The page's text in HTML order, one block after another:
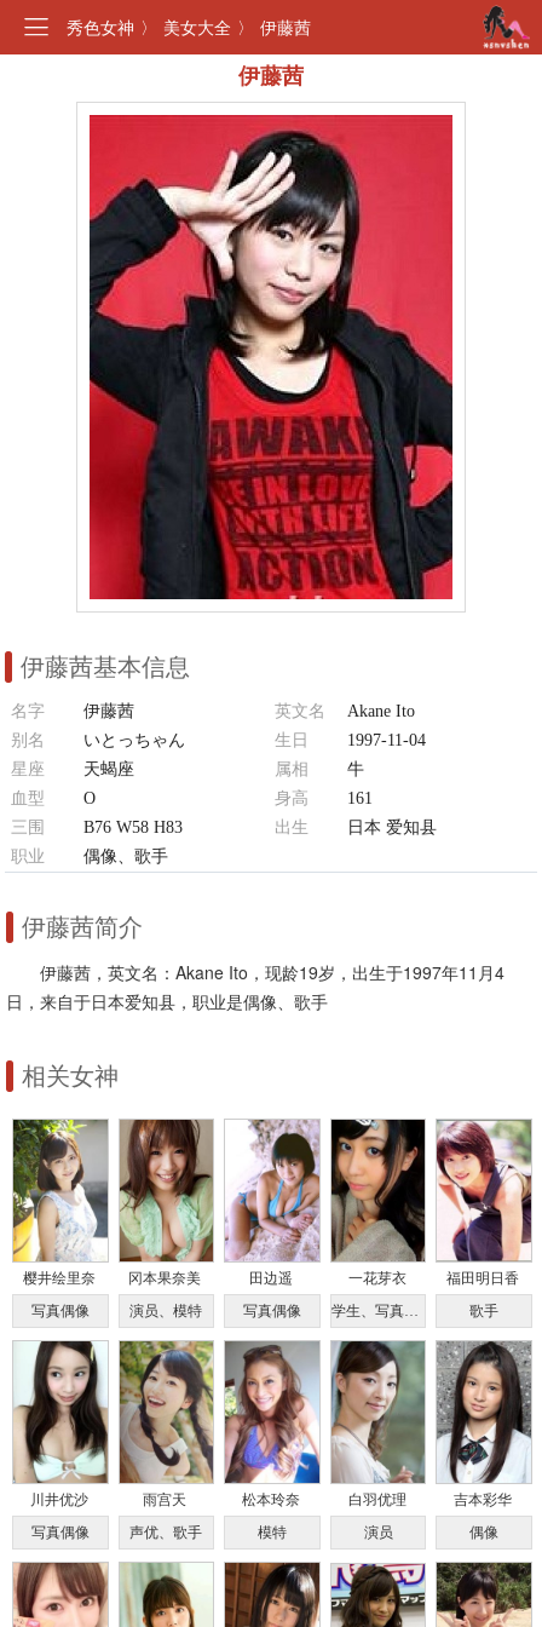
秀色女神 〉 美女大全 〉 伊藤茜
伊藤茜
伊藤茜基本信息
名字 伊藤茜 英文名
Akane Ito
别名
いとっちゃん 生日
1997-11-04
星座
天蝎座 属相
牛
血型
O 身高
161
三围
B76 W58 H83 出生
日本 爱知县
职业
偶像、歌手
伊藤茜简介
伊藤茜，英文名：Akane Ito，现龄19岁，出生于1997年11月4
日，来自于日本爱知县，职业是偶像、歌手
相关女神
樱井绘里奈
写真偶像
冈本果奈美
演员、模特
田边遥
写真偶像
一花芽衣
学生、写真偶像
福田明日香
歌手
川井优沙
写真偶像
雨宫天
声优、歌手
松本玲奈
模特
白羽优理
演员
吉本彩华
偶像